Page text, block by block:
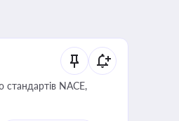
стандартів NACE,